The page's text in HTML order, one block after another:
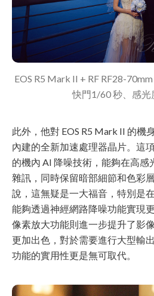
EOS R5 Mark II + RF RF28-
快門1/60 秒、感光
此外，他對 EOS R5 Mark II 的機
內建的全新加速處理器晶片。這
的機內 AI 降噪技術，能夠在高感
雜訊，同時保留暗部細節和色彩
說，這無疑是一大福音，特別是
能夠透過神經網路降噪功能實現
像素放大功能則進一步提升了影
更加出色，對於需要進行大型輸
功能的實用性更是無可取代。